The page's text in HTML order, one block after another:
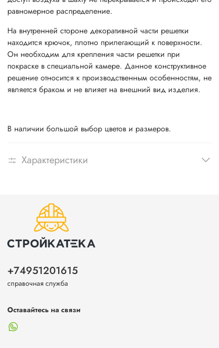
равномерное распределение.
На внутренней стороне декоративной части решетки
находится крючок, плотно прилегающий к поверхности.
Он необходим для крепления части решетки при
покраске в специальной камере. Данное конструктивное
решение относится к производственным особенностям, не
является браком и не влияет на внешний вид изделия.
В наличии большой выбор цветов и размеров.
Характеристики
+74951201615
справочная служба
Оставайтесь на связи